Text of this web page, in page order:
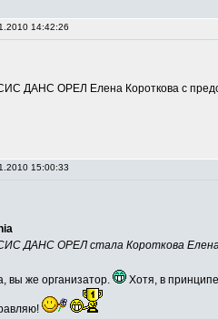
14:42:26
ДАНС ОРЕЛ Елена Короткова с
15:00:33
ДАНС ОРЕЛ стала Короткова
вы же организатор. Хотя, в